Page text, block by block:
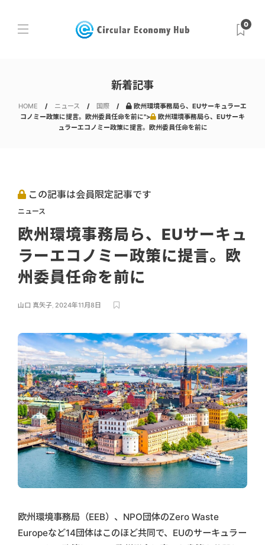
0
新着記事
HOME ニュース 国際
欧州環境事務局ら、EUサーキュラーエ
コノミー政策に提言。欧州委員任命を前に">
欧州環境事務局ら、EUサーキ
ュラーエコノミー政策に提言。欧州委員任命を前に
この記事は会員限定記事です
ニュース
欧州環境事務局ら、EUサーキュ
ラーエコノミー政策に提言。欧
州委員任命を前に
山口 真矢子, 2024年11月8日
欧州環境事務局（EEB）、NPO団体のZero Waste
Europeなど14団体はこのほど共同で、EUのサーキュラー